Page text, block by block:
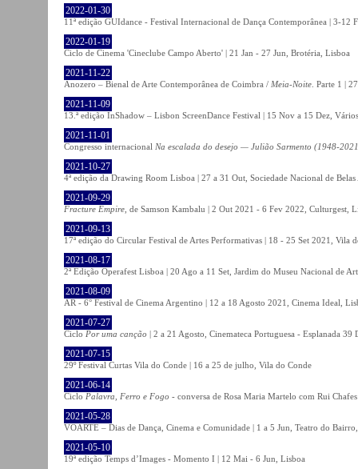
2022-01-30
11ª edição GUIdance - Festival Internacional de Dança Contemporânea | 3-12
2022-01-19
Ciclo de Cinema 'Cineclube Campo Aberto' | 21 Jan - 27 Jun, Brotéria, Lisboa
2021-11-22
Anozero – Bienal de Arte Contemporânea de Coimbra / Meia-Noite . Parte 1 |
2021-11-09
13.ª edição InShadow – Lisbon ScreenDance Festival | 15 Nov a 15 Dez,
2021-11-01
Congresso internacional Na escalada do desejo — Julião Sarmento (1948-
2021-10-27
4ª edição da Drawing Room Lisboa | 27 a 31 Out, Sociedade Nacional de
2021-09-29
Fracture Empire , de Samson Kambalu | 2 Out 2021 - 6 Fev 2022, Culturgest,
2021-09-13
17ª edição do Circular Festival de Artes Performativas | 18 - 25 Set 2021, Vila
2021-08-17
2ª Edição Operafest Lisboa | 20 Ago a 11 Set, Jardim do Museu Nacional de
2021-08-09
AR - 6° Festival de Cinema Argentino | 12 a 18 Agosto 2021, Cinema Ideal,
2021-07-27
Ciclo Por uma canção | 2 a 21 Agosto, Cinemateca Portuguesa - Esplanada 39
2021-07-15
29º Festival Curtas Vila do Conde | 16 a 25 de julho, Vila do Conde
2021-06-14
Ciclo Palavra, Ferro e Fogo - conversa de Rosa Maria Martelo com Rui
2021-05-28
VOARTE – Dias de Dança, Cinema e Comunidade | 1 a 5 Jun, Teatro do
2021-05-10
19ª edição Temps d’Images - Momento I | 12 Mai - 6 Jun, Lisboa